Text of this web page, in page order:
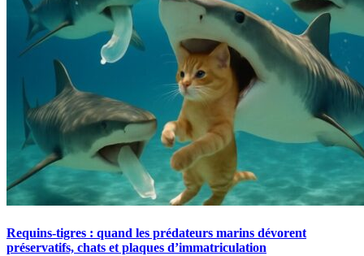
Requins-tigres : quand les prédateurs marins dévorent
préservatifs, chats et plaques d’immatriculation